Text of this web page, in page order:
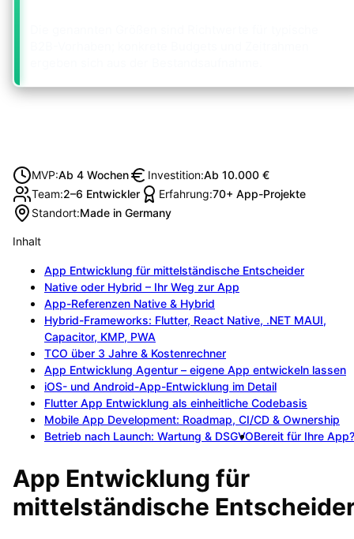
MVP:Ab 4 Wochen Investition:Ab 10.000 €
Team:2–6 Entwickler Erfahrung:70+ App-Projekte
Standort:Made in Germany
Inhalt
App Entwicklung für mittelständische Entscheider
Native oder Hybrid – Ihr Weg zur App
App-Referenzen Native & Hybrid
Hybrid-Frameworks: Flutter, React Native, .NET MAUI,
Capacitor, KMP, PWA
TCO über 3 Jahre & Kostenrechner
App Entwicklung Agentur – eigene App entwickeln lassen
iOS- und Android-App-Entwicklung im Detail
Flutter App Entwicklung als einheitliche Codebasis
Mobile App Development: Roadmap, CI/CD & Ownership
Betrieb nach Launch: Wartung & DSGVOBereit für Ihre App?
App Entwicklung für
mittelständische